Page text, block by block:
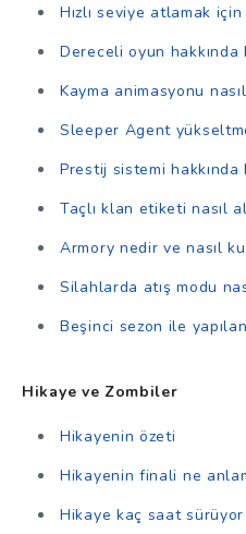
Hızlı seviye atlamak
Dereceli oyun
Kayma animasyonu
Sleeper Agent
Prestij sistemi
Taçlı klan etiketi nasıl
Armory nedir ve nasıl
Silahlarda atış modu
Beşinci sezon ile
Hikaye ve Zombiler
Hikayenin özeti
Hikayenin finali ne
Hikaye kaç saat